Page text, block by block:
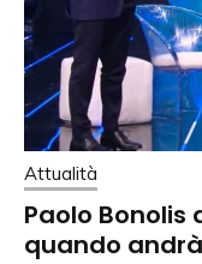
Attualità
Paolo Bonolis
quando